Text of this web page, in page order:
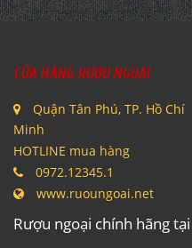
CỬA HÀNG RƯỢU NGOẠI
Quận Tân Phú, TP. Hồ Chí
Minh
HOTLINE mua hàng
0972.12345.1
www.ruoungoai.net
Rượu ngoại chính hãng tại